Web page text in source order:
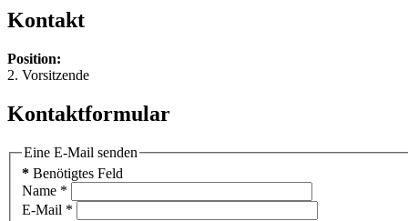
Kontakt
Position:
2. Vorsitzende
Kontaktformular
Eine E-Mail senden
* Benötigtes Feld
Name *
E-Mail *